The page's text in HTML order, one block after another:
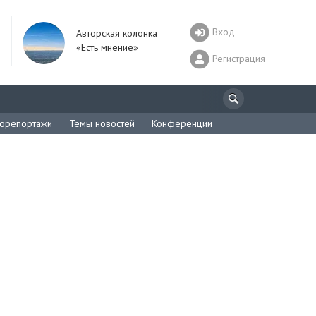
Авторская колонка
«Есть мнение»
Вход
Регистрация
Темы новостей Конференции